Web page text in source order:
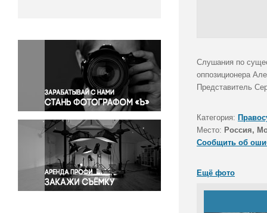
Окружающая среда
Политика
Правосудие
Происшествия и конфликты
Религия
Светская жизнь
Спорт
Экология
Экономика и бизнес
Слушания по
оппозиционера
Представитель
Категория:
Место: Россия,
Сообщить об
Ещё фото